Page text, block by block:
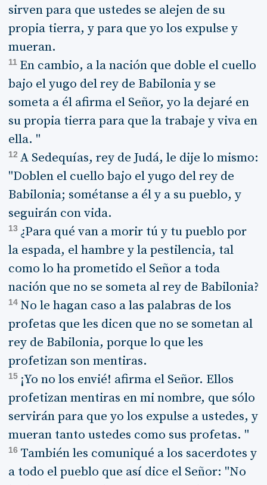
sirven para que ustedes se alejen de su
propia tierra, y para que yo los expulse y
mueran.
11 En cambio, a la nación que doble el cuello
bajo el yugo del rey de Babilonia y se
someta a él afirma el Señor, yo la dejaré en
su propia tierra para que la trabaje y viva en
ella. "
12 A Sedequías, rey de Judá, le dije lo mismo:
"Doblen el cuello bajo el yugo del rey de
Babilonia; sométanse a él y a su pueblo, y
seguirán con vida.
13 ¿Para qué van a morir tú y tu pueblo por
la espada, el hambre y la pestilencia, tal
como lo ha prometido el Señor a toda
nación que no se someta al rey de Babilonia?
14 No le hagan caso a las palabras de los
profetas que les dicen que no se sometan al
rey de Babilonia, porque lo que les
profetizan son mentiras.
15 ¡Yo no los envié! afirma el Señor. Ellos
profetizan mentiras en mi nombre, que sólo
servirán para que yo los expulse a ustedes, y
mueran tanto ustedes como sus profetas. "
16 También les comuniqué a los sacerdotes y
a todo el pueblo que así dice el Señor: "No